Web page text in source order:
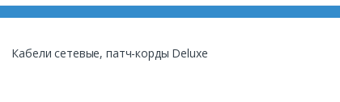
Кабели сетевые, патч-корды Deluxe